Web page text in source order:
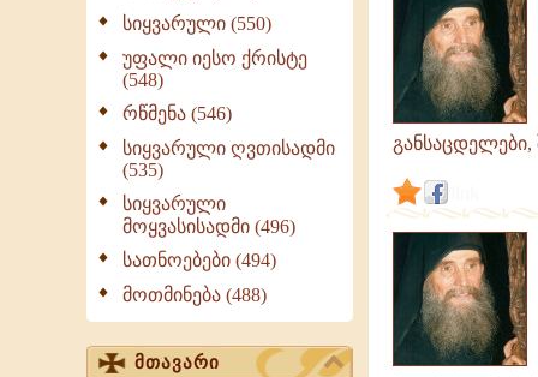
სიყვარული (550)
უფალი იესო ქრისტე
(548)
რწმენა (546)
სიყვარული ღვთისადმი
(535)
სიყვარული
მოყვასისადმი (496)
სათნოებები (494)
მოთმინება (488)
მთავარი
განსაცდელები,